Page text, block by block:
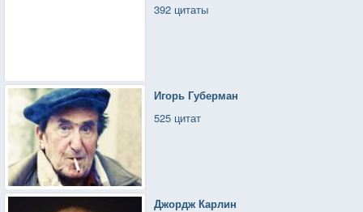
392 цитаты
Игорь Губерман
525 цитат
Джордж Карлин